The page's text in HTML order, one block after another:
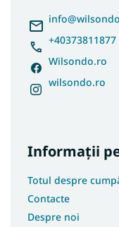
info@
+40373811877
Wilsondo.ro
wilsondo.ro
Informații
Totul despre
Contacte
Despre noi